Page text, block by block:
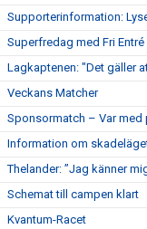
Supporterinformation:
Superfredag med Fri Entré
Lagkaptenen: "Det gäller
Veckans Matcher
Sponsormatch – Var med
Information om
Thelander: ”Jag känner
Schemat till campen klart
Kvantum-Racet